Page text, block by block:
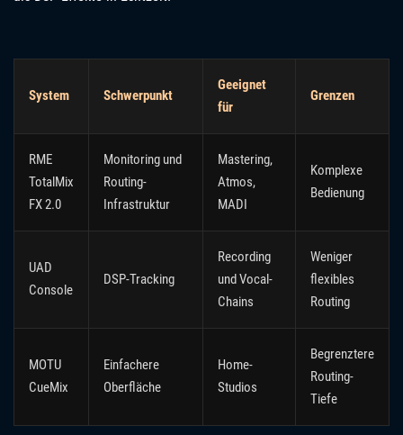
System Schwerpunkt
Geeignet
für
Grenzen
RME
TotalMix
FX 2.0
Monitoring und
Routing-
Infrastruktur
Mastering,
Atmos,
MADI
Komplexe
Bedienung
UAD
Console
DSP-Tracking
Recording
und Vocal-
Chains
Weniger
flexibles
Routing
MOTU
CueMix
Einfachere
Oberfläche
Home-
Studios
Begrenztere
Routing-
Tiefe